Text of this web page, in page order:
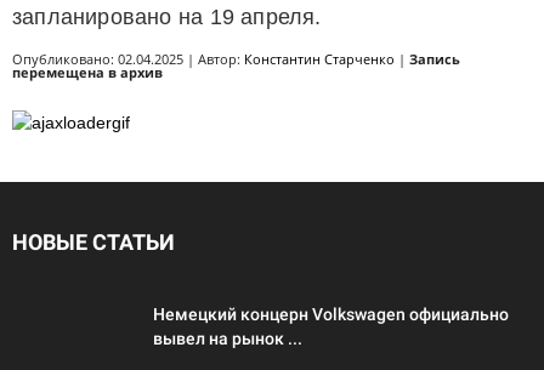
запланировано на 19 апреля.
Опубликовано: 02.04.2025 | Автор: Константин Старченко | Запись
перемещена в архив
НОВЫЕ СТАТЬИ
Немецкий концерн Volkswagen официально
вывел на рынок ...